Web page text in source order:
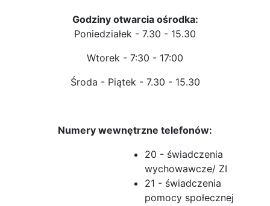
Godziny otwarcia ośrodka:
Poniedziałek - 7.30 - 15.30
Wtorek - 7:30 - 17:00
Środa - Piątek - 7.30 - 15.30
Numery wewnętrzne telefonów:
20 - świadczenia
wychowawcze/ ZI
21 - świadczenia
pomocy społecznej